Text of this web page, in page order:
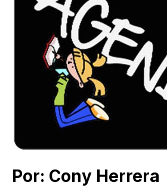
Por: Cony Herrera